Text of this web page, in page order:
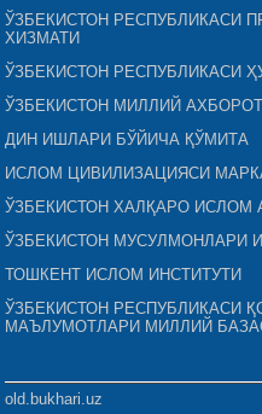
ЎЗБЕКИСТОН РЕСПУБЛИКАСИ
ХИЗМАТИ
ЎЗБЕКИСТОН РЕСПУБЛИКАСИ
ЎЗБЕКИСТОН МИЛЛИЙ
ДИН ИШЛАРИ БЎЙИЧА ҚЎМИТА
ИСЛОМ ЦИВИЛИЗАЦИЯСИ
ЎЗБЕКИСТОН ХАЛҚАРО ИСЛОМ
ЎЗБЕКИСТОН МУСУЛМОНЛАРИ
ТОШКЕНТ ИСЛОМ ИНСТИТУТИ
ЎЗБЕКИСТОН РЕСПУБЛИКАСИ
МАЪЛУМОТЛАРИ МИЛЛИЙ
old.bukhari.uz